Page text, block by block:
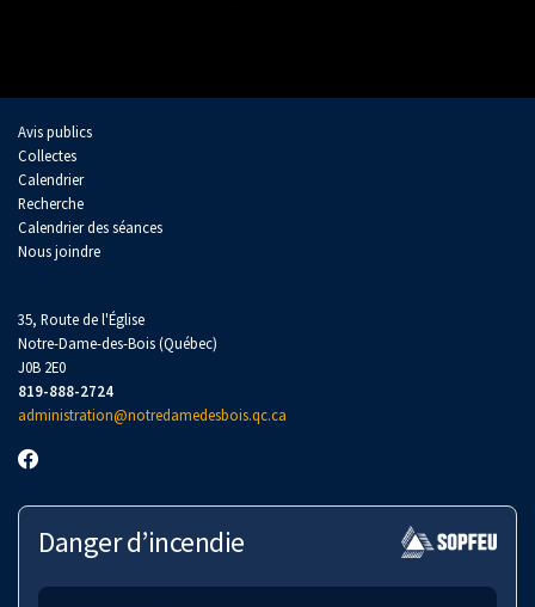
Avis publics
Collectes
Calendrier
Recherche
Calendrier des séances
Nous joindre
35, Route de l'Église
Notre-Dame-des-Bois (Québec)
J0B 2E0
819-888-2724
administration@notredamedesbois.qc.ca
Danger d’incendie